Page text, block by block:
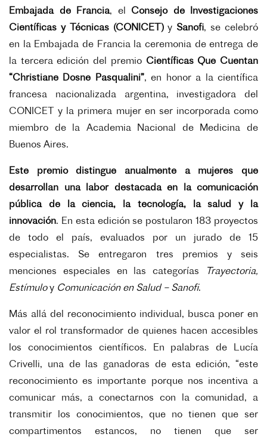
Embajada de Francia, el Consejo de Investigaciones
Científicas y Técnicas (CONICET)y Sanofi, se celebró
en la Embajada de Francia la ceremonia de entrega de
la tercera edición del premio Científicas Que Cuentan
“Christiane Dosne Pasqualini”, en honor a la científica
francesa nacionalizada argentina, investigadora del
CONICET y la primera mujer en ser incorporada como
miembro de la Academia Nacional de Medicina de
Buenos Aires.
Este premio distingue anualmente a mujeres que
desarrollan una labor destacada en la comunicación
pública de la ciencia, la tecnología, la salud y la
innovación. En esta edición se postularon 183 proyectos
de todo el país, evaluados por un jurado de 15
especialistas. Se entregaron tres premios y seis
menciones especiales en las categorías
Trayectoria,
Estímuloy Comunicación en Salud – Sanofi.
Más allá del reconocimiento individual, busca poner en
valor el rol transformador de quienes hacen accesibles
los conocimientos científicos. En palabras de Lucía
Crivelli, una de las ganadoras de esta edición, “este
reconocimiento es importante porque nos incentiva a
comunicar más, a conectarnos con la comunidad, a
transmitir los conocimientos, que no tienen que ser
compartimentos estancos, no tienen que ser